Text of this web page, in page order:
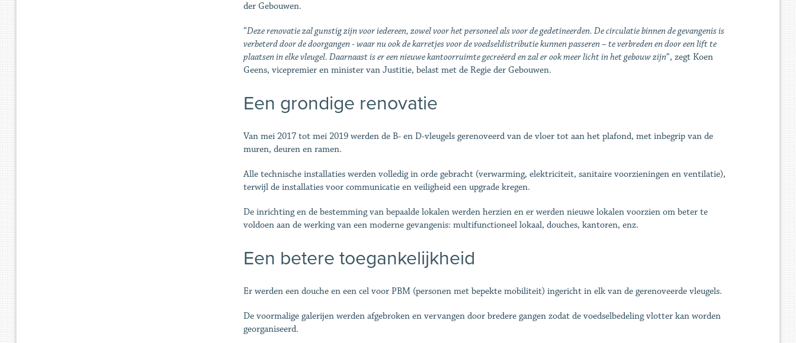
der Gebouwen.
“Deze renovatie zal gunstig zijn voor iedereen, zowel voor het personeel als voor de gedetineerden. De circulatie binnen de gevangenis is
verbeterd door de doorgangen - waar nu ook de karretjes voor de voedseldistributie kunnen passeren – te verbreden en door een lift te
plaatsen in elke vleugel. Daarnaast is er een nieuwe kantoorruimte gecreëerd en zal er ook meer licht in het gebouw zijn”, zegt Koen
Geens, vicepremier en minister van Justitie, belast met de Regie der Gebouwen.
Een grondige renovatie
Van mei 2017 tot mei 2019 werden de B- en D-vleugels gerenoveerd van de vloer tot aan het plafond, met inbegrip van de
muren, deuren en ramen.
Alle technische installaties werden volledig in orde gebracht (verwarming, elektriciteit, sanitaire voorzieningen en ventilatie),
terwijl de installaties voor communicatie en veiligheid een upgrade kregen.
De inrichting en de bestemming van bepaalde lokalen werden herzien en er werden nieuwe lokalen voorzien om beter te
voldoen aan de werking van een moderne gevangenis: multifunctioneel lokaal, douches, kantoren, enz.
Een betere toegankelijkheid
Er werden een douche en een cel voor PBM (personen met bepekte mobiliteit) ingericht in elk van de gerenoveerde vleugels.
De voormalige galerijen werden afgebroken en vervangen door bredere gangen zodat de voedselbedeling vlotter kan worden
georganiseerd.